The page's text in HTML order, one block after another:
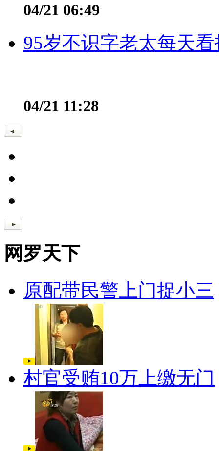
04/21 06:49
95岁不识字老太每天
04/21 11:28
网罗天下
原配带民警上门捉小三
村官受贿10万上缴无门